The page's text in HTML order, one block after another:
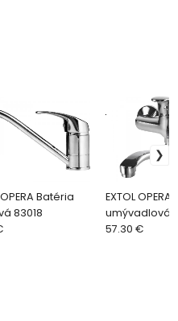
OPERA Batéria
83018
EXTOL
umývadlová
83012
.
57.30 €